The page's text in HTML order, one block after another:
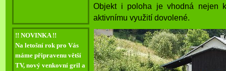
Objekt i poloha je vhodná nejen
aktivnímu využití dovolené.
!! NOVINKA !!
Na letošní rok pro Vás
máme připravenu větší
TV, nový venkovní gril a